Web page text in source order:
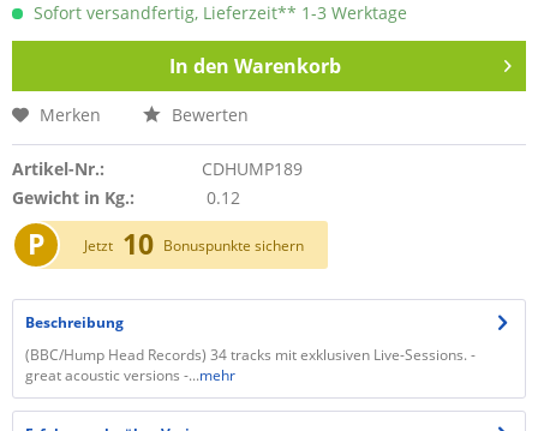
Sofort versandfertig, Lieferzeit** 1-3 Werktage
In den Warenkorb
Merken Bewerten
Artikel-Nr.:
CDHUMP189
Gewicht in Kg.:
0.12
P Jetzt 10 Bonuspunkte sichern
Beschreibung
(BBC/Hump Head Records) 34 tracks mit exklusiven Live-Sessions. -
great acoustic versions -...mehr